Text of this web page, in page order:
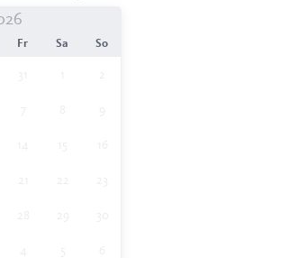
Fr Sa So